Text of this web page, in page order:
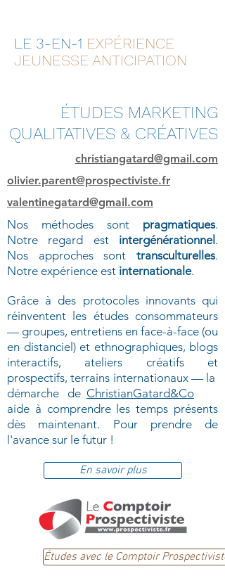
Nos méthodes sont pragmatiques.
Notre regard est intergénérationnel .
Nos approches sont transculturelles.
Notre expérience est internationale.
Grâce à des protocoles innovants qui
réinventent les études consommateurs
— groupes, entretiens en face-à-face (ou
en distanciel) et ethnographiques, blogs
interactifs, ateliers créatifs et
prospectifs, terrains internationaux — la
démarche de ChristianGatard&Co
aide à comprendre les temps présents
dès maintenant. Pour prendre de
l'avance sur le futur !
ÉTUDES MARKETING
QUALITATIVES & CRÉATIVES
christiangatard@gmail.com
valentinegatard@gmail.com
olivier.parent@prospectiviste.fr
Études avec le Comptoir Prospectiviste
En savoir plus
LE 3-EN-1 EXPÉRIENCE
JEUNESSE ANTICIPATION